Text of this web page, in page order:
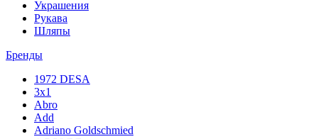
Украшения
Рукава
Шляпы
Бренды
1972 DESA
3x1
Abro
Add
Adriano Goldschmied